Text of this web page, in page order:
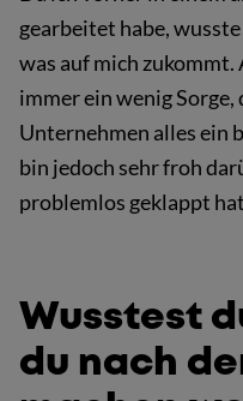
gearbeitet habe,
was auf mich zukommt.
immer ein wenig Sorge,
Unternehmen alles ein
bin jedoch sehr froh
problemlos geklappt
Wusstest
du nach